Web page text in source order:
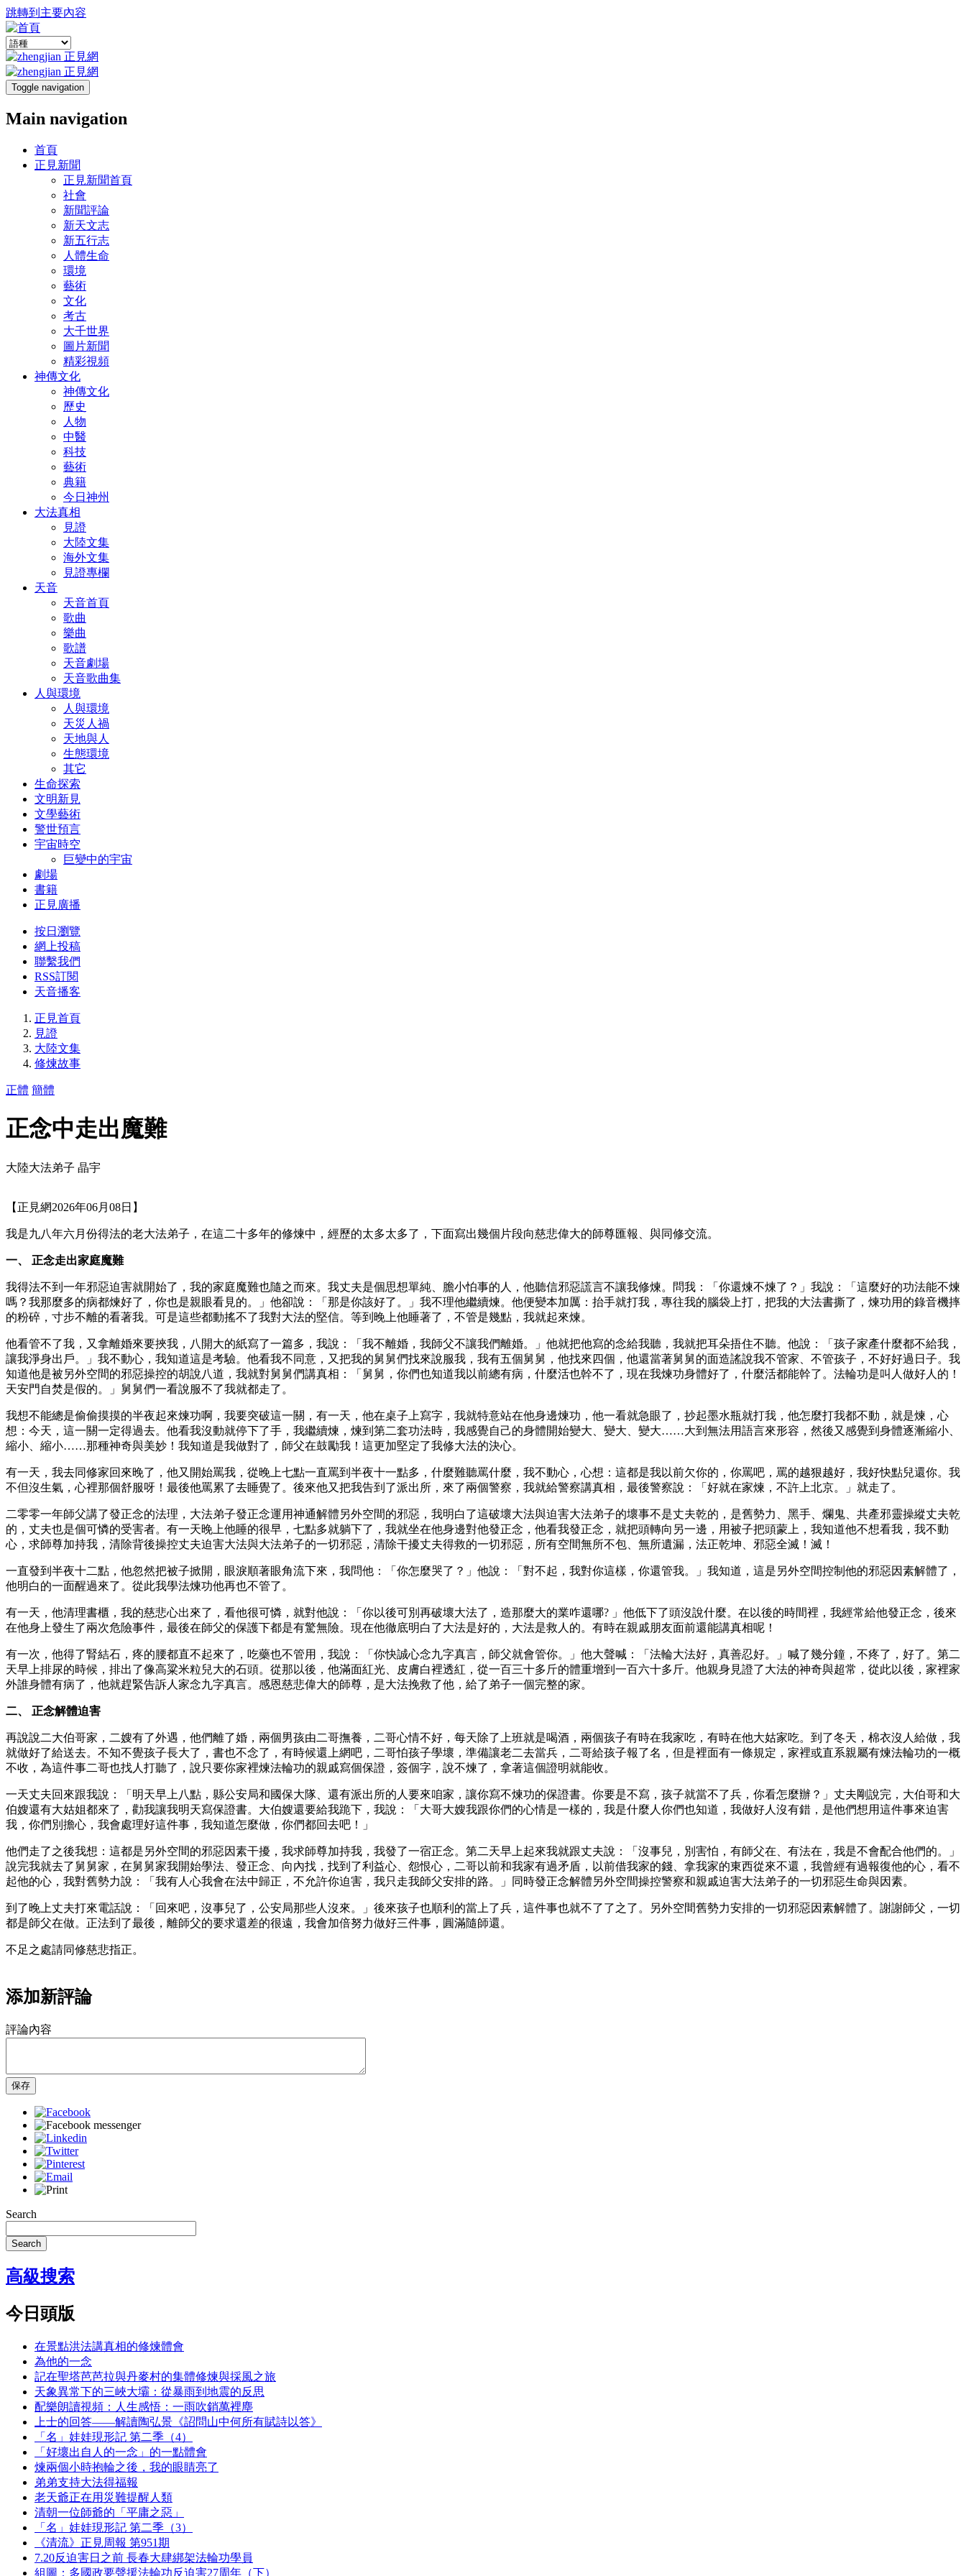
跳轉到主要內容
Toggle navigation
Main navigation
首頁
正見新聞
正見新聞首頁
社會
新聞評論
新天文志
新五行志
人體生命
環境
藝術
文化
考古
大千世界
圖片新聞
精彩視頻
神傳文化
神傳文化
歷史
人物
中醫
科技
藝術
典籍
今日神州
大法真相
見證
大陸文集
海外文集
見證專欄
天音
天音首頁
歌曲
樂曲
歌譜
天音劇場
天音歌曲集
人與環境
人與環境
天災人禍
天地與人
生態環境
其它
生命探索
文明新見
文學藝術
警世預言
宇宙時空
巨變中的宇宙
劇場
書籍
正見廣播
按日瀏覽
網上投稿
聯繫我們
RSS訂閱
天音播客
正見首頁
見證
大陸文集
修煉故事
正體 簡體
正念中走出魔難
大陸大法弟子 晶宇
【正見網2026年06月08日】
我是九八年六月份得法的老大法弟子，在這二十多年的修煉中，經歷的太多太多了，下面寫出幾個片段向慈悲偉大的師尊匯報、與同修交流。
一、 正念走出家庭魔難
我得法不到一年邪惡迫害就開始了，我的家庭魔難也隨之而來。我丈夫是個思想單純、膽小怕事的人，他聽信邪惡謊言不讓我修煉。問我：「你還煉不煉了？」我說：「這麼好的功法能不煉
嗎？我那麼多的病都煉好了，你也是親眼看見的。」他卻說：「那是你該好了。」我不理他繼續煉。他便變本加厲：抬手就打我，專往我的腦袋上打，把我的大法書撕了，煉功用的錄音機摔
的粉碎，寸步不離的看著我。可是這些都動搖不了我對大法的堅信。等到晚上他睡著了，不管是幾點，我就起來煉。
他看管不了我，又拿離婚來要挾我，八開大的紙寫了一篇多，我說：「我不離婚，我師父不讓我們離婚。」他就把他寫的念給我聽，我就把耳朵捂住不聽。他說：「孩子家產什麼都不給我，
讓我淨身出戶。」我不動心，我知道這是考驗。他看我不同意，又把我的舅舅們找來說服我，我有五個舅舅，他找來四個，他還當著舅舅的面造謠說我不管家、不管孩子，不好好過日子。我
知道他是被另外空間的邪惡操控的胡說八道，我就對舅舅們講真相：「舅舅，你們也知道我以前總有病，什麼活也幹不了，現在我煉功身體好了，什麼活都能幹了。法輪功是叫人做好人的！
天安門自焚是假的。」舅舅們一看說服不了我就都走了。
我想不能總是偷偷摸摸的半夜起來煉功啊，我要突破這一關，有一天，他在桌子上寫字，我就特意站在他身邊煉功，他一看就急眼了，抄起墨水瓶就打我，他怎麼打我都不動，就是煉，心
想：今天，這一關一定得過去。他看我沒動就停下了手，我繼續煉，煉到第二套功法時，我感覺自己的身體開始變大、變大、變大……大到無法用語言來形容，然後又感覺到身體逐漸縮小、
縮小、縮小……那種神奇與美妙！我知道是我做對了，師父在鼓勵我！這更加堅定了我修大法的決心。
有一天，我去同修家回來晚了，他又開始罵我，從晚上七點一直罵到半夜十一點多，什麼難聽罵什麼，我不動心，心想：這都是我以前欠你的，你罵吧，罵的越狠越好，我好快點兒還你。我
不但沒生氣，心裡那個舒服呀！最後他罵累了去睡覺了。後來他又把我告到了派出所，來了兩個警察，我就給警察講真相，最後警察說：「好就在家煉，不許上北京。」就走了。
二零零一年師父講了發正念的法理，大法弟子發正念運用神通解體另外空間的邪惡，我明白了這破壞大法與迫害大法弟子的壞事不是丈夫乾的，是舊勢力、黑手、爛鬼、共產邪靈操縱丈夫乾
的，丈夫也是個可憐的受害者。有一天晚上他睡的很早，七點多就躺下了，我就坐在他身邊對他發正念，他看我發正念，就把頭轉向另一邊，用被子把頭蒙上，我知道他不想看我，我不動
心，求師尊加持我，清除背後操控丈夫迫害大法與大法弟子的一切邪惡，清除干擾丈夫得救的一切邪惡，所有空間無所不包、無所遺漏，法正乾坤、邪惡全滅！滅！
一直發到半夜十二點，他忽然把被子掀開，眼淚順著眼角流下來，我問他：「你怎麼哭了？」他說：「對不起，我對你這樣，你還管我。」我知道，這是另外空間控制他的邪惡因素解體了，
他明白的一面醒過來了。從此我學法煉功他再也不管了。
有一天，他清理書櫃，我的慈悲心出來了，看他很可憐，就對他說：「你以後可別再破壞大法了，造那麼大的業咋還哪? 」他低下了頭沒說什麼。在以後的時間裡，我經常給他發正念，後來
在他身上發生了兩次危險事件，最後在師父的保護下都是有驚無險。現在他徹底明白了大法是好的，大法是救人的。有時在親戚朋友面前還能講真相呢！
有一次，他得了腎結石，疼的腰都直不起來了，吃藥也不管用，我說：「你快誠心念九字真言，師父就會管你。」他大聲喊：「法輪大法好，真善忍好。」喊了幾分鐘，不疼了，好了。第二
天早上排尿的時候，排出了像高粱米粒兒大的石頭。從那以後，他滿面紅光、皮膚白裡透紅，從一百三十多斤的體重增到一百六十多斤。他親身見證了大法的神奇與超常，從此以後，家裡家
外誰身體有病了，他就趕緊告訴人家念九字真言。感恩慈悲偉大的師尊，是大法挽救了他，給了弟子一個完整的家。
二、 正念解體迫害
再說說二大伯哥家，二嫂有了外遇，他們離了婚，兩個男孩由二哥撫養，二哥心情不好，每天除了上班就是喝酒，兩個孩子有時在我家吃，有時在他大姑家吃。到了冬天，棉衣沒人給做，我
就做好了給送去。不知不覺孩子長大了，書也不念了，有時候還上網吧，二哥怕孩子學壞，準備讓老二去當兵，二哥給孩子報了名，但是裡面有一條規定，家裡或直系親屬有煉法輪功的一概
不收，為這件事二哥也找人打聽了，說只要你家裡煉法輪功的親戚寫個保證，簽個字，說不煉了，拿著這個證明就能收。
一天丈夫回來跟我說：「明天早上八點，縣公安局和國保大隊、還有派出所的人要來咱家，讓你寫不煉功的保證書。你要是不寫，孩子就當不了兵，你看怎麼辦？」丈夫剛說完，大伯哥和大
伯嫂還有大姑姐都來了，勸我讓我明天寫保證書。大伯嫂還要給我跪下，我說：「大哥大嫂我跟你們的心情是一樣的，我是什麼人你們也知道，我做好人沒有錯，是他們想用這件事來迫害
我，你們別擔心，我會處理好這件事，我知道怎麼做，你們都回去吧！」
他們走了之後我想：這都是另外空間的邪惡因素干擾，我求師尊加持我，我發了一宿正念。第二天早上起來我就跟丈夫說：「沒事兒，別害怕，有師父在、有法在，我是不會配合他們的。」
說完我就去了舅舅家，在舅舅家我開始學法、發正念、向內找，找到了利益心、怨恨心，二哥以前和我家有過矛盾，以前借我家的錢、拿我家的東西從來不還，我曾經有過報復他的心，看不
起他的心，我對舊勢力說：「我有人心我會在法中歸正，不允許你迫害，我只走我師父安排的路。」同時發正念解體另外空間操控警察和親戚迫害大法弟子的一切邪惡生命與因素。
到了晚上丈夫打來電話說：「回來吧，沒事兒了，公安局那些人沒來。」後來孩子也順利的當上了兵，這件事也就不了了之了。另外空間舊勢力安排的一切邪惡因素解體了。謝謝師父，一切
都是師父在做。正法到了最後，離師父的要求還差的很遠，我會加倍努力做好三件事，圓滿隨師還。
不足之處請同修慈悲指正。
添加新評論
評論內容
保存
Search
Search
高級搜索
今日頭版
在景點洪法講真相的修煉體會
為他的一念
記在聖塔芭芭拉與丹麥村的集體修煉與採風之旅
天象異常下的三峽大壩：從暴雨到地震的反思
配樂朗讀視頻：人生感悟：一雨吹銷萬裡塵
上士的回答——解讀陶弘景《詔問山中何所有賦詩以答》
「名」娃娃現形記 第二季（4）
「好壞出自人的一念」的一點體會
煉兩個小時抱輪之後，我的眼睛亮了
弟弟支持大法得福報
老天爺正在用災難提醒人類
清朝一位師爺的「平庸之惡」
「名」娃娃現形記 第二季（3）
《清流》正見周報 第951期
7.20反迫害日之前 長春大肆綁架法輪功學員
組圖：多國政要聲援法輪功反迫害27周年（下）